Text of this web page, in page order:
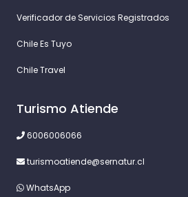
Verificador de Servicios Registrados
Chile Es Tuyo
Chile Travel
Turismo Atiende
6006006066
turismoatiende@sernatur.cl
WhatsApp